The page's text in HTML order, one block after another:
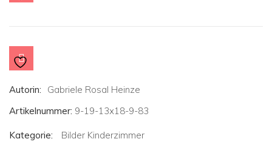
und
Sternchen
13x18
Autorin:
Gabriele Rosal Heinze
Artikelnummer: 9-19-13x18-9-83
Kategorie: Bilder Kinderzimmer